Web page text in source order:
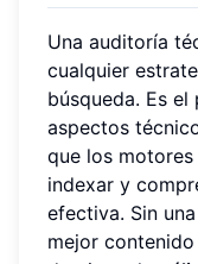
Una auditoría
cualquier
búsqueda. Es
aspectos
que los
indexar y
efectiva. Sin
mejor